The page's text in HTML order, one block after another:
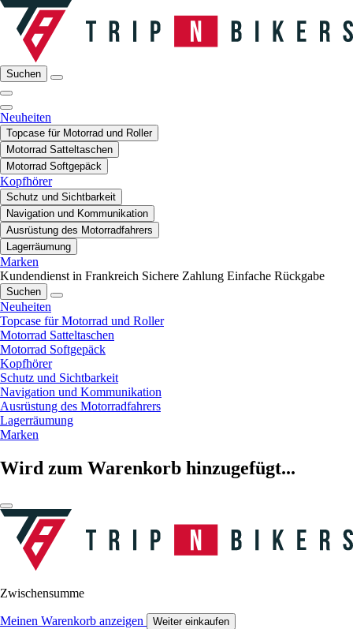
Suchen
Neuheiten
Topcase für Motorrad und Roller
Motorrad Satteltaschen
Motorrad Softgepäck
Kopfhörer
Schutz und Sichtbarkeit
Navigation und Kommunikation
Ausrüstung des Motorradfahrers
Lagerräumung
Marken
Kundendienst in Frankreich Sichere Zahlung Einfache Rückgabe
Suchen
Neuheiten
Topcase für Motorrad und Roller
Motorrad Satteltaschen
Motorrad Softgepäck
Kopfhörer
Schutz und Sichtbarkeit
Navigation und Kommunikation
Ausrüstung des Motorradfahrers
Lagerräumung
Marken
Wird zum Warenkorb hinzugefügt...
Zwischensumme
Meinen Warenkorb anzeigen Weiter einkaufen